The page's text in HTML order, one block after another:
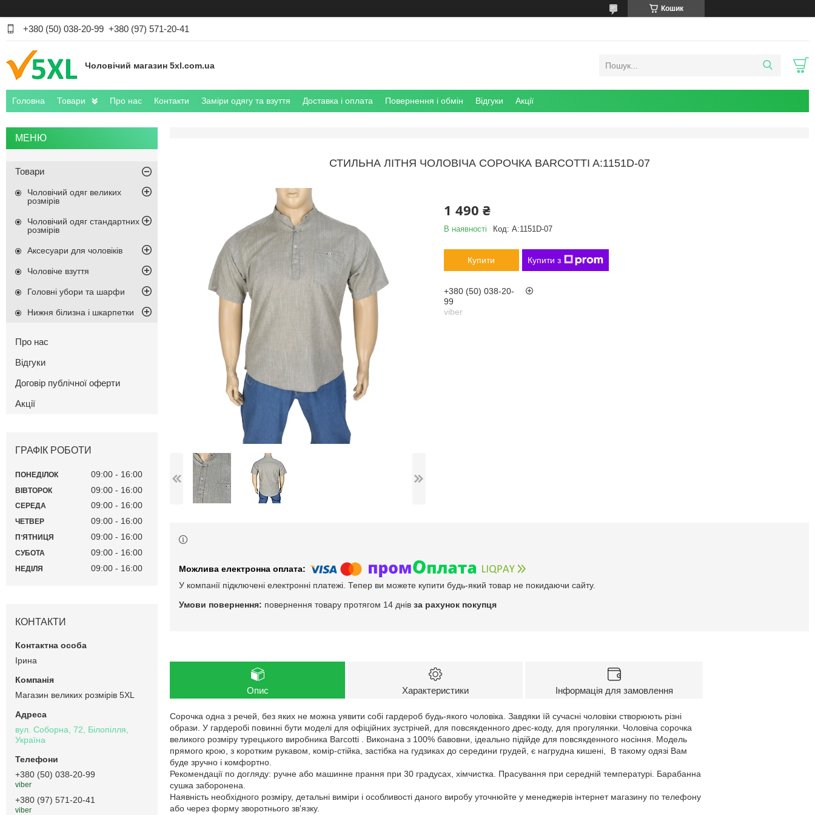
Кошик
+380 (50) 038-20-99 +380 (97) 571-20-41
Чоловічий магазин 5xl.com.ua
Головна Товари Про нас Контакти Заміри одягу та взуття Доставка і оплата Повернення і обмін Відгуки Акції
СТИЛЬНА ЛІТНЯ ЧОЛОВІЧА СОРОЧКА BARCOTTI A:1151D-07
1 490 ₴
В наявності Код: A:1151D-07
Купити Купити з
+380 (50) 038-20-
99
viber
У компанії підключені електронні платежі. Тепер ви можете купити будь-який товар не покидаючи сайту.
повернення товару протягом 14 днів за рахунок покупця
Опис Характеристики Інформація для замовлення
Сорочка одна з речей, без яких не можна уявити собі гардероб будь-якого чоловіка. Завдяки їй сучасні чоловіки створюють різні
образи. У гардеробі повинні бути моделі для офіційних зустрічей, для повсякденного дрес-коду, для прогулянки. Чоловіча сорочка
великого розміру турецького виробника Barcotti . Виконана з 100% бавовни, ідеально підійде для повсякденного носіння. Модель
прямого крою, з коротким рукавом, комір-стійка, застібка на гудзиках до середини грудей, є нагрудна кишені, В такому одязі Вам
буде зручно і комфортно.
Рекомендації по догляду: ручне або машинне прання при 30 градусах, хімчистка. Прасування при середній температурі. Барабанна
сушка заборонена.
Наявність необхідного розміру, детальні виміри і особливості даного виробу уточнюйте у менеджерів інтернет магазину по телефону
або через форму зворотнього зв'язку.
Товари
Чоловічий одяг великих
розмірів
Чоловічий одяг стандартних
розмірів
Аксесуари для чоловіків
Чоловіче взуття
Головні убори та шарфи
Нижня білизна і шкарпетки
Про нас
Відгуки
Договір публічної оферти
Акції
ГРАФІК РОБОТИ
ПОНЕДІЛОК 09:00 16:00
ВІВТОРОК 09:00 16:00
СЕРЕДА 09:00 16:00
ЧЕТВЕР 09:00 16:00
ПʼЯТНИЦЯ 09:00 16:00
СУБОТА 09:00 16:00
НЕДІЛЯ 09:00 16:00
КОНТАКТИ
Ірина
Магазин великих розмірів 5XL
вул. Соборна, 72, Білопілля,
Україна
+380 (50) 038-20-99
viber
+380 (97) 571-20-41
viber